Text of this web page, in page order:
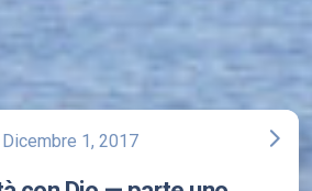
Dicembre 1, 2017 arrow_forward_ios